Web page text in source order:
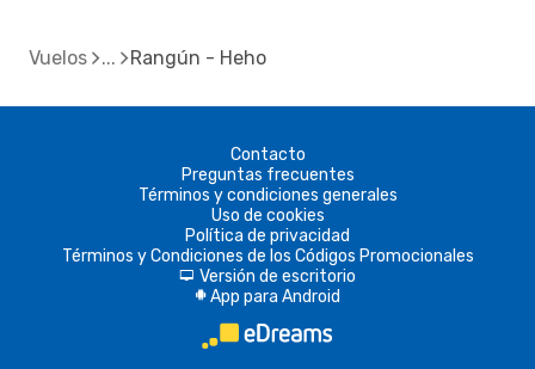
Vuelos Rangún - Heho
Contacto
Preguntas frecuentes
Términos y condiciones generales
Uso de cookies
Política de privacidad
Términos y Condiciones de los Códigos Promocionales
d Versión de escritorio
A App para Android